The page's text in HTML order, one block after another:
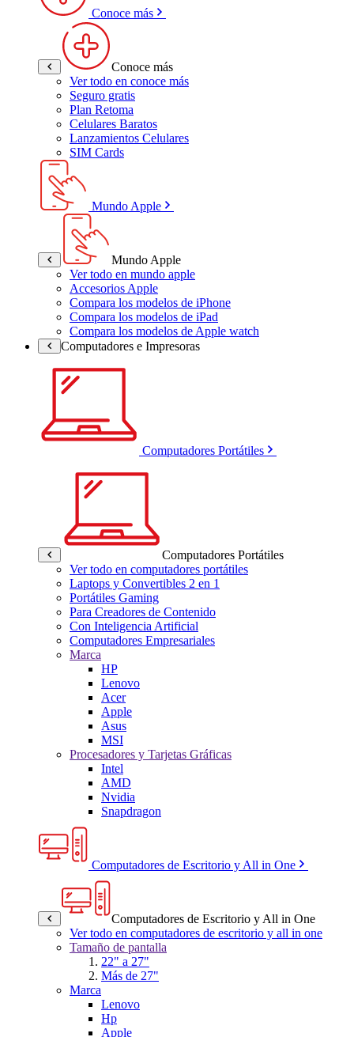
Conoce más
Conoce más
Ver todo en conoce más
Seguro gratis
Plan Retoma
Celulares Baratos
Lanzamientos Celulares
SIM Cards
Mundo Apple
Mundo Apple
Ver todo en mundo apple
Accesorios Apple
Compara los modelos de iPhone
Compara los modelos de iPad
Compara los modelos de Apple watch
Computadores e Impresoras
Computadores Portátiles
Computadores Portátiles
Ver todo en computadores portátiles
Laptops y Convertibles 2 en 1
Portátiles Gaming
Para Creadores de Contenido
Con Inteligencia Artificial
Computadores Empresariales
Marca
HP
Lenovo
Acer
Apple
Asus
MSI
Procesadores y Tarjetas Gráficas
Intel
AMD
Nvidia
Snapdragon
Computadores de Escritorio y All in One
Computadores de Escritorio y All in One
Ver todo en computadores de escritorio y all in one
Tamaño de pantalla
22" a 27"
Más de 27"
Marca
Lenovo
Hp
Apple